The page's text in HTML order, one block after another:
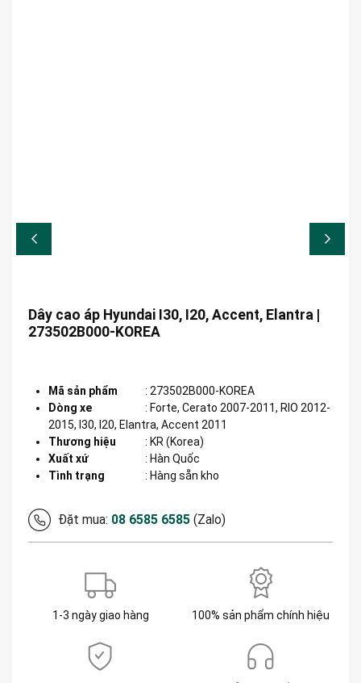
Dây cao áp Hyundai I30, I20, Accent, Elantra |
273502B000-KOREA
Mã sản phẩm : 273502B000-KOREA
Dòng xe
: Forte, Cerato 2007-2011, RIO 2012-
2015, I30, I20, Elantra, Accent 2011
Thương hiệu
: KR (Korea)
Xuất xứ
: Hàn Quốc
Tình trạng
: Hàng sẵn kho
Đặt mua: 08 6585 6585 (Zalo)
1-3 ngày giao hàng 100% sản phẩm chính hiệu